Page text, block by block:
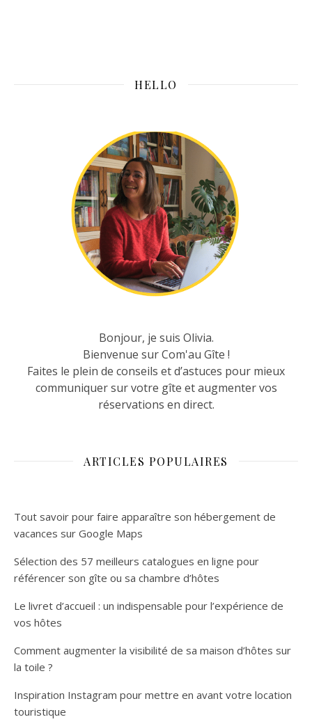
HELLO
Bonjour, je suis Olivia.
Bienvenue sur Com'au Gîte !
Faites le plein de conseils et d’astuces pour mieux
communiquer sur votre gîte et augmenter vos
réservations en direct.
ARTICLES POPULAIRES
Tout savoir pour faire apparaître son hébergement de
vacances sur Google Maps
Sélection des 57 meilleurs catalogues en ligne pour
référencer son gîte ou sa chambre d’hôtes
Le livret d’accueil : un indispensable pour l’expérience de
vos hôtes
Comment augmenter la visibilité de sa maison d’hôtes sur
la toile ?
Inspiration Instagram pour mettre en avant votre location
touristique